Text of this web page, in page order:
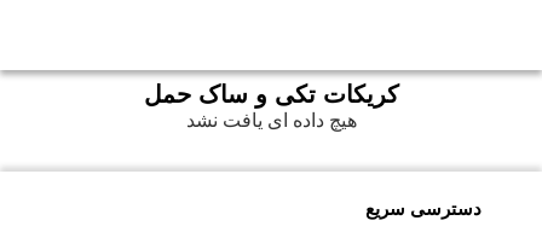
کریکات تکی و ساک حمل
هیچ داده ای یافت نشد
دسترسی سریع